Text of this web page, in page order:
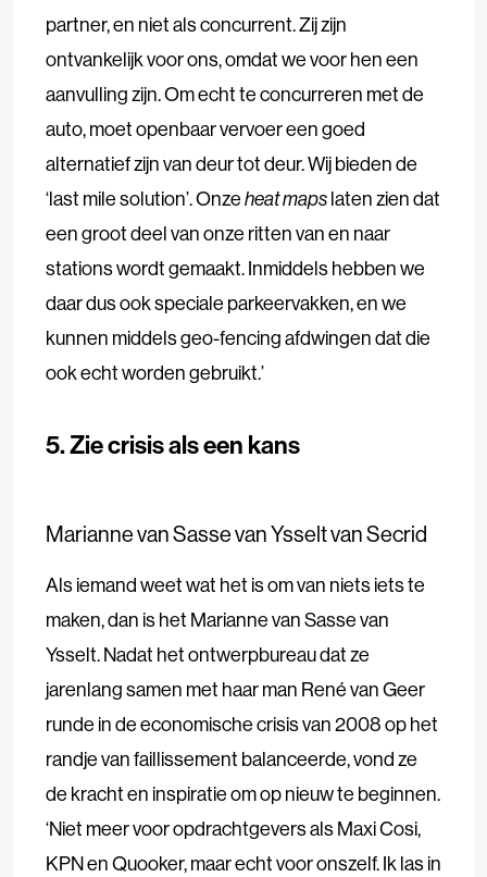
partner, en niet als concurrent. Zij zijn
ontvankelijk voor ons, omdat we voor hen een
aanvulling zijn. Om echt te concurreren met de
auto, moet openbaar vervoer een goed
alternatief zijn van deur tot deur. Wij bieden de
‘last mile solution’. Onzeheat mapslaten zien dat
een groot deel van onze ritten van en naar
stations wordt gemaakt. Inmiddels hebben we
daar dus ook speciale parkeervakken, en we
kunnen middels geo-fencing afdwingen dat die
ook echt worden gebruikt.’
5. Zie crisis als een kans
Marianne van Sasse van Ysselt van Secrid
Als iemand weet wat het is om van niets iets te
maken, dan is het Marianne van Sasse van
Ysselt. Nadat het ontwerpbureau dat ze
jarenlang samen met haar man René van Geer
runde in de economische crisis van 2008 op het
randje van faillissement balanceerde, vond ze
de kracht en inspiratie om op nieuw te beginnen.
‘Niet meer voor opdrachtgevers als Maxi Cosi,
KPN en Quooker, maar echt voor onszelf. Ik las in